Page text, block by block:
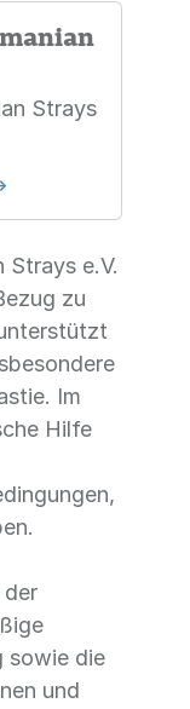
Strays
Strays e.V.
zu
Im
Hilfe
der
sowie die
und